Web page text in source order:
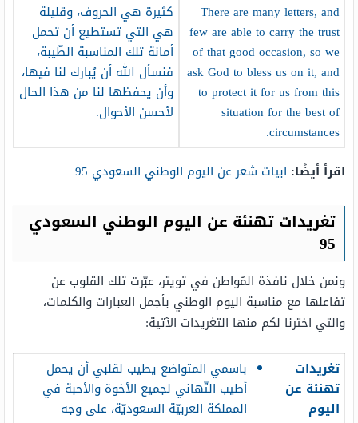
There are many letters, and
few are able to carry the trust
of that good occasion, so we
ask God to bless us on it, and
to protect it for us from this
situation for the best of
circumstances.
كثيرة هي الحروف، وقليلة
هي التي تستطيع أن تحمل
أمانة تلك المناسبة الطّيبة،
فنسأل الله أن يُبارك لنا فيها،
وأن يحفظها لنا من هذا الحال
لأحسن الأحوال.
اقرأ أيضًا: ابيات شعر عن اليوم الوطني السعودي 95
تغريدات تهنئة عن اليوم الوطني السعودي
95
ونمن خلال نافذة المُواطن في تويتر، عبّرت تلك القلوب عن
تفاعلها مع مناسبة اليوم الوطني بأجمل العبارات والكلمات،
والتي اخترنا لكم منها التغريدات الآتية:
تغريدات
تهنئة عن
اليوم
باسمي المتواضع يطيب لقلبي أن يحمل
أطيب التّهاني لجميع الأخوة والأحبة في
المملكة العربيّة السعوديّة، على وجه